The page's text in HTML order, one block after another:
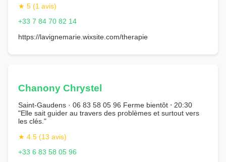
★ 5 (1 avis)
+33 7 84 70 82 14
https://lavignemarie.wixsite.com/therapie
Chanony Chrystel
Saint-Gaudens · 06 83 58 05 96 Ferme bientôt ⋅ 20:30
"Elle sait guider au travers des problèmes et surtout vers
les clés."
★ 4.5 (13 avis)
+33 6 83 58 05 96